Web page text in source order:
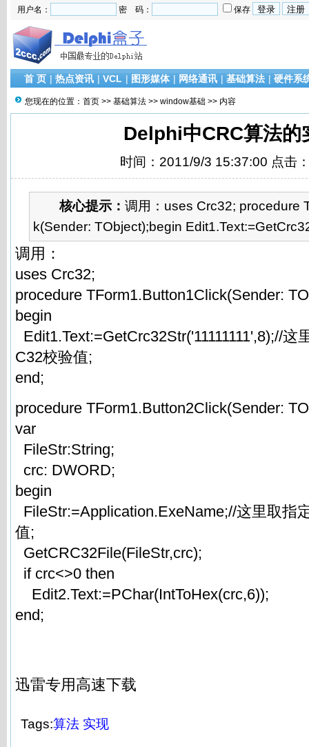
用户名： 密 码： 保存
首 页 | 热点资讯 | VCL | 图形媒体 | 网络通讯 | 基础算法 | 硬件系
您现在的位置： 首页 >> 基础算法 >> window基础 >> 内容
Delphi中CRC算法的
时间：2011/9/3 15:37:00 点击
核心提示： 调用：uses Crc32; procedure
k(Sender: TObject);begin
调用：
uses Crc32;
procedure TForm1.Button1Click(Sender:
begin
Edit1.Text:=GetCrc32Str('11111111',8);//
C32校验值;
end;
procedure TForm1.Button2Click(Sender:
var
FileStr:String;
crc: DWORD;
begin
FileStr:=Application.ExeName;//这里取指
值;
GetCRC32File(FileStr,crc);
if crc<>0 then
Edit2.Text:=PChar(IntToHex(crc,6));
end;
迅雷专用高速下载
Tags:算法 实现